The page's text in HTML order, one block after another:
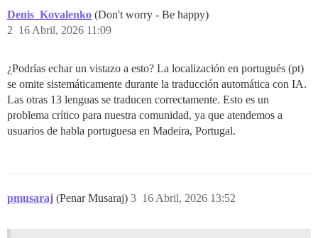
Denis_Kovalenko (Don't worry - Be happy)
16 Abril, 2026 11:09
2
¿Podrías echar un vistazo a esto? La localización en portugués (pt)
se omite sistemáticamente durante la traducción automática con IA.
Las otras 13 lenguas se traducen correctamente. Esto es un
problema crítico para nuestra comunidad, ya que atendemos a
usuarios de habla portuguesa en Madeira, Portugal.
pmusaraj (Penar Musaraj) 16 Abril, 2026 13:52
3